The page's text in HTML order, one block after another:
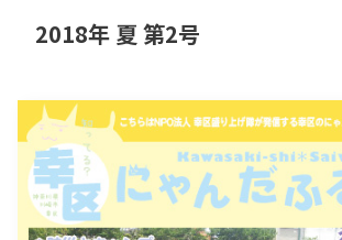
2018年 夏 第2号